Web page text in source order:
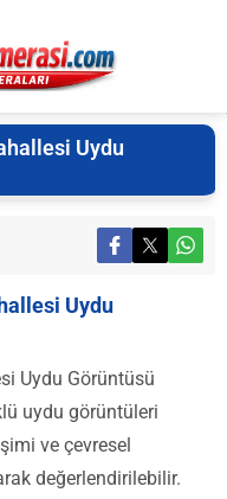
Uydu
Uydu
Uydu Görüntüsü
uydu görüntüleri
ve çevresel
değerlendirilebilir.